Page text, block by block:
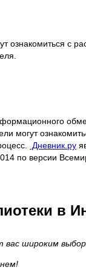
ознакомиться с
могут
Дневник.ру
по версии
в
широким